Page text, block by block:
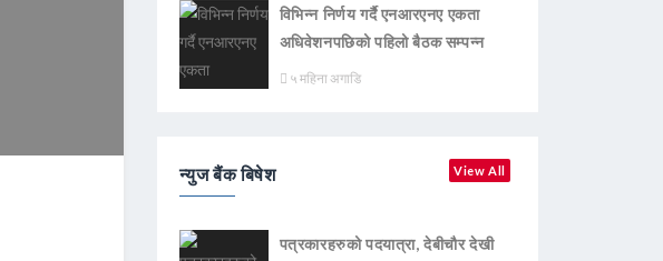
विभिन्न निर्णय गर्दै एनआरएनए एकता
अधिवेशनपछिको पहिलो बैठक सम्पन्न
५ महिना अगाडि
न्युज बैंक बिषेश View All
पत्रकारहरुको पदयात्रा, देबीचौर देखी